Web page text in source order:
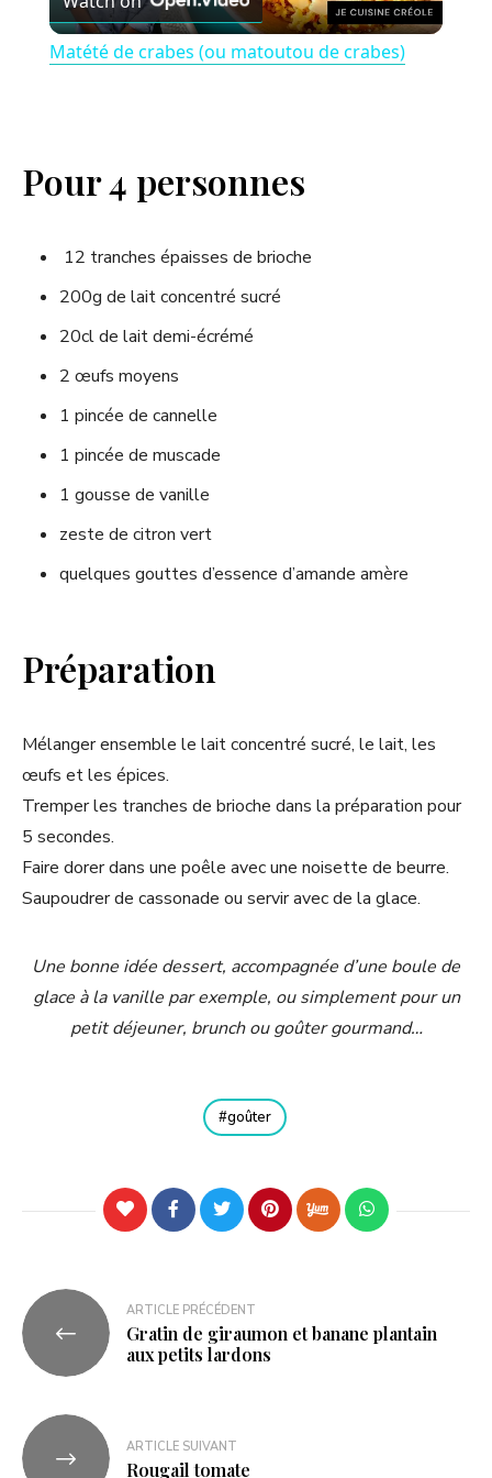
l
i
d
Matété de crabes (ou matoutou de crabes)
Pour 4 personnes
12 tranches épaisses de brioche
200g de lait concentré sucré
20cl de lait demi-écrémé
2 œufs moyens
1 pincée de cannelle
1 pincée de muscade
1 gousse de vanille
zeste de citron vert
quelques gouttes d’essence d’amande amère
Préparation
Mélanger ensemble le lait concentré sucré, le lait, les
œufs et les épices.
Tremper les tranches de brioche dans la préparation pour
5 secondes.
Faire dorer dans une poêle avec une noisette de beurre.
Saupoudrer de cassonade ou servir avec de la glace.
Une bonne idée dessert, accompagnée d’une boule de
glace à la vanille par exemple, ou simplement pour un
petit déjeuner, brunch ou goûter gourmand…
goûter
ARTICLE PRÉCÉDENT
Gratin de giraumon et banane plantain
aux petits lardons
ARTICLE SUIVANT
Rougail tomate